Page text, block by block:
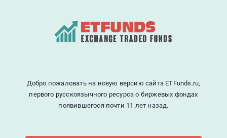
Добро пожаловать на новую версию сайта ETFunds.ru,
первого русскоязычного ресурса о биржевых фондах
появившегося почти 11 лет назад.